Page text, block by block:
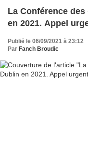
La Conférence
en 2021. Appel
Publié le 06/09/2021 à 23:12
Par Fanch Broudic